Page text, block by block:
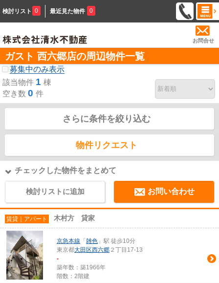
検討リスト 0 最近見た物件 0
お問合せ
ガスト 西六郷店の周辺物件一覧
募集中のみ表示
該当物件 1 棟
空き数 0 件
さらに条件を絞り込む
物件リクエスト
チェックした物件をまとめて
検討リストに追加 お問い合わせ
賃貸｜アパート 木村方 貸家
京急本線 「 雑色 」駅 徒歩10分
東京都大田区西六郷 ２丁目17-13
-
築年数：築1966年
階数：2階建